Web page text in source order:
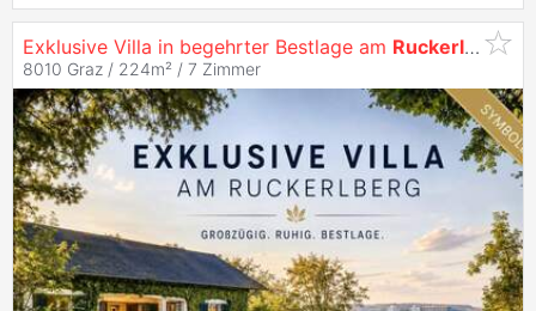
Exklusive Villa in begehrter Bestlage am Ruckerlberg
8010 Graz / 224m² / 7 Zimmer